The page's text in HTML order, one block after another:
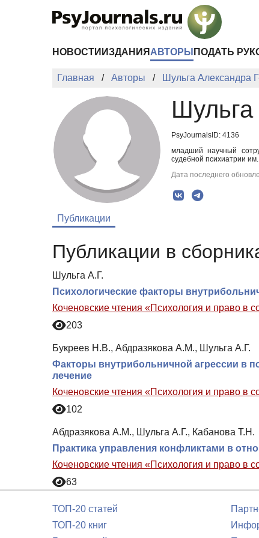
НОВОСТИ ИЗДАНИЯ АВТОРЫ ПОДАТЬ
Главная Авторы Шульга Александра
Шульга
PsyJournalsID: 4136
младший научный
судебной психиатрии
Дата последнего
Публикации
Публикации в
Шульга А.Г.
Психологические факторы
Коченовские чтения «Психология и право в
203
Букреев Н.В., Абдразякова А.М., Шульга А.Г.
Факторы внутрибольничной агрессии в
лечение
Коченовские чтения «Психология и право в
102
Абдразякова А.М., Шульга А.Г., Кабанова Т.Н.
Практика управления конфликтами в
Коченовские чтения «Психология и право в
63
ТОП-20 статей
ТОП-20 книг